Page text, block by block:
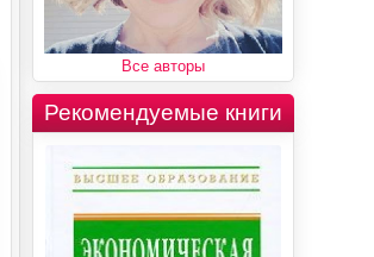
Все авторы
Рекомендуемые книги